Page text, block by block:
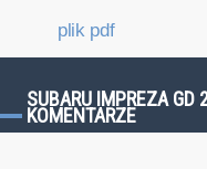
plik pdf
SUBARU IMPREZA GD
KOMENTARZE